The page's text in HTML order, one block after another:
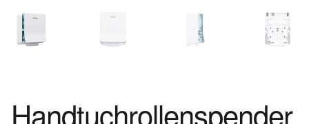
Handtuchrollenspender